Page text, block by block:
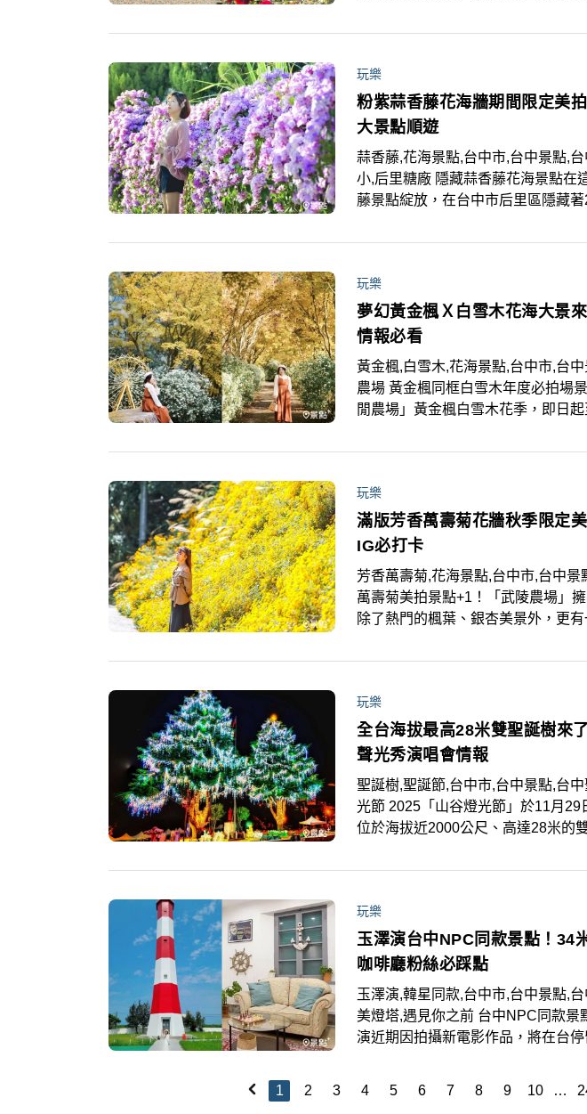
筆記起來！
玩樂
粉紫蒜香藤花海牆期間限定美
大景點順遊
蒜香藤,花海景點,台中市,台中景點,
小,后里糖廠 隱藏蒜香藤花海景點在
藤景點綻放，在台中市后里區隱藏
玩樂
夢幻黃金楓Ｘ白雪木花海大景
情報必看
黃金楓,白雪木,花海景點,台中市,台
農場 黃金楓同框白雪木年度必拍場
閒農場」黃金楓白雪木花季，即日
氣前往賞花！
玩樂
滿版芳香萬壽菊花牆秋季限定
IG必打卡
芳香萬壽菊,花海景點,台中市,台中
萬壽菊美拍景點+1！「武陵農場」
除了熱門的楓葉、銀杏美景外，更
玩樂
全台海拔最高28米雙聖誕樹來
聲光秀演唱會情報
聖誕樹,聖誕節,台中市,台中景點,台
光節 2025「山谷燈光節」於11月29
位於海拔近2000公尺、高達28米的
玩樂
玉澤演台中NPC同款景點！34
咖啡廳粉絲必踩點
玉澤演,韓星同款,台中市,台中景點,
美燈塔,遇見你之前 台中NPC同款景
演近期因拍攝新電影作品，將在台
Threads 上廣為流傳，被粉絲稱作
1 2 3 4 5 6 7 8 9 10 …